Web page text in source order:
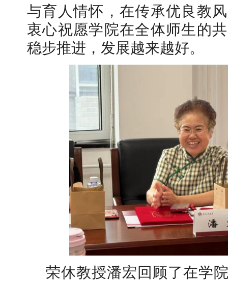
与育人情怀，在传承优良教
衷心祝愿学院在全体师生的
稳步推进，发展越来越好。
荣休教授潘宏回顾了在学